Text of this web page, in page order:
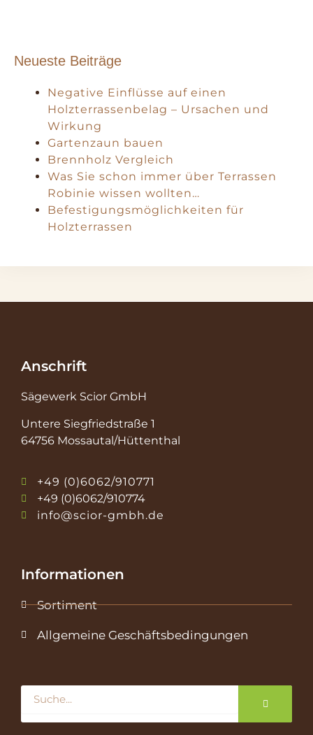
Neueste Beiträge
Negative Einflüsse auf einen
Holzterrassenbelag – Ursachen und
Wirkung
Gartenzaun bauen
Brennholz Vergleich
Was Sie schon immer über Terrassen
Robinie wissen wollten…
Befestigungsmöglichkeiten für
Holzterrassen
Anschrift
Sägewerk Scior GmbH
Untere Siegfriedstraße 1
64756 Mossautal/Hüttenthal
+49 (0)6062/910771
+49 (0)6062/910774
info@scior-gmbh.de
Informationen
Sortiment
Allgemeine Geschäftsbedingungen